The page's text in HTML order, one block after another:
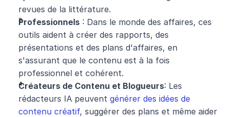
revues de la littérature.
Professionnels : Dans le monde des affaires, ces
outils aident à créer des rapports, des
présentations et des plans d'affaires, en
s'assurant que le contenu est à la fois
professionnel et cohérent.
Créateurs de Contenu et Blogueurs: Les
rédacteurs IA peuvent générer des idées de
contenu créatif, suggérer des plans et même aider